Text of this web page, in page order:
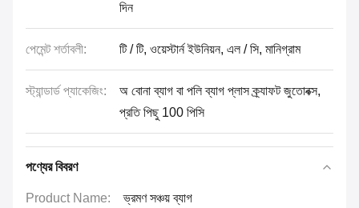
দিন
পেমেন্ট শর্তাবলী: টি / টি, ওয়েস্টার্ন ইউনিয়ন, এল / সি, মানিগ্রাম
স্ট্যান্ডার্ড প্যাকেজিং:
অ বোনা ব্যাগ বা পলি ব্যাগ প্লাস ক্র্যাফট জুতোবক্স,
প্রতি পিছু 100 পিসি
পণ্যের বিবরণ
Product Name: ভ্রমণ সঞ্চয় ব্যাগ